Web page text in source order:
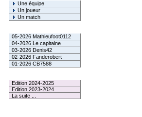
Une équipe
Un joueur
Un match
05-2026 Mathieufoot0112
04-2026 Le capitaine
03-2026 Denis42
02-2026 Fanderobert
01-2026 CB7588
Edition 2024-2025
Edition 2023-2024
La suite ...